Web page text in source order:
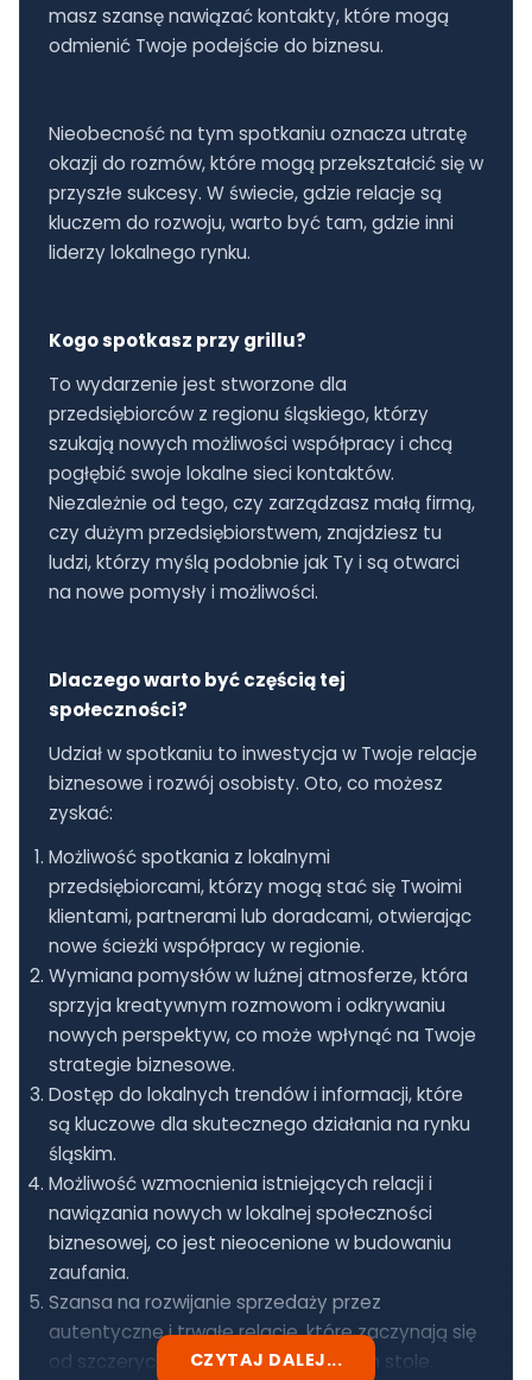
masz szansę nawiązać kontakty, które mogą
odmienić Twoje podejście do biznesu.
Nieobecność na tym spotkaniu oznacza utratę
okazji do rozmów, które mogą przekształcić się w
przyszłe sukcesy. W świecie, gdzie relacje są
kluczem do rozwoju, warto być tam, gdzie inni
liderzy lokalnego rynku.
Kogo spotkasz przy grillu?
To wydarzenie jest stworzone dla
przedsiębiorców z regionu śląskiego, którzy
szukają nowych możliwości współpracy i chcą
pogłębić swoje lokalne sieci kontaktów.
Niezależnie od tego, czy zarządzasz małą firmą,
czy dużym przedsiębiorstwem, znajdziesz tu
ludzi, którzy myślą podobnie jak Ty i są otwarci
na nowe pomysły i możliwości.
Dlaczego warto być częścią tej
społeczności?
Udział w spotkaniu to inwestycja w Twoje relacje
biznesowe i rozwój osobisty. Oto, co możesz
zyskać:
Możliwość spotkania z lokalnymi
przedsiębiorcami, którzy mogą stać się Twoimi
klientami, partnerami lub doradcami, otwierając
nowe ścieżki współpracy w regionie.
Wymiana pomysłów w luźnej atmosferze, która
sprzyja kreatywnym rozmowom i odkrywaniu
nowych perspektyw, co może wpłynąć na Twoje
strategie biznesowe.
Dostęp do lokalnych trendów i informacji, które
są kluczowe dla skutecznego działania na rynku
śląskim.
Możliwość wzmocnienia istniejących relacji i
nawiązania nowych w lokalnej społeczności
biznesowej, co jest nieocenione w budowaniu
zaufania.
Szansa na rozwijanie sprzedaży przez
autentyczne i trwałe relacje, które zaczynają się
od szczerych rozmów przy wspólnym stole.
CZYTAJ DALEJ...